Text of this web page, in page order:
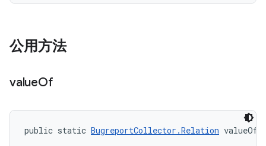
公用方法
valueOf
public static BugreportCollector.Relation valueOf